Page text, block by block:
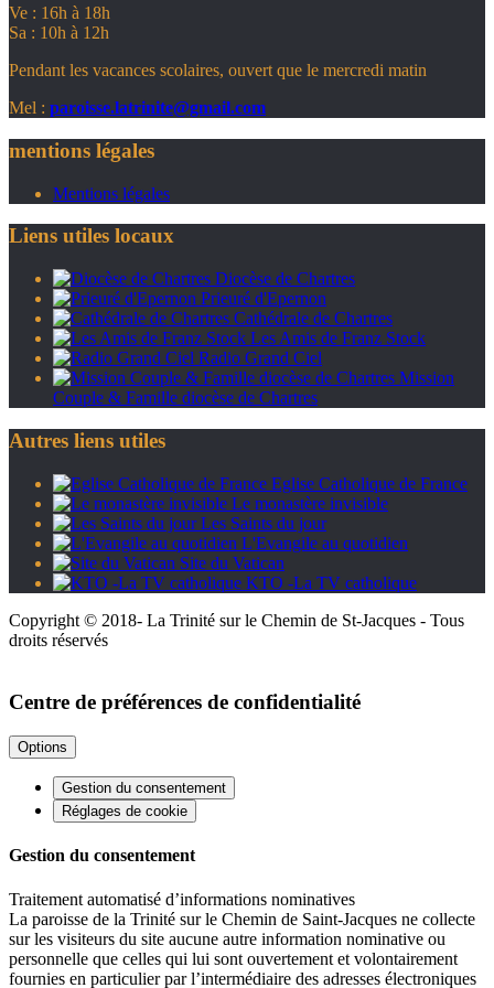
Ve : 16h à 18h
Sa : 10h à 12h
Pendant les vacances scolaires, ouvert que le mercredi matin
Mel : paroisse.latrinite@gmail.com
mentions légales
Mentions légales
Liens utiles locaux
Diocèse de Chartres
Prieuré d'Epernon
Cathédrale de Chartres
Les Amis de Franz Stock
Radio Grand Ciel
Mission
Couple & Famille diocèse de Chartres
Autres liens utiles
Eglise Catholique de France
Le monastère invisible
Les Saints du jour
L'Evangile au quotidien
Site du Vatican
KTO -La TV catholique
Copyright © 2018- La Trinité sur le Chemin de St-Jacques - Tous
droits réservés
Centre de préférences de confidentialité
Options
Gestion du consentement
Réglages de cookie
Gestion du consentement
Traitement automatisé d’informations nominatives
La paroisse de la Trinité sur le Chemin de Saint-Jacques ne collecte
sur les visiteurs du site aucune autre information nominative ou
personnelle que celles qui lui sont ouvertement et volontairement
fournies en particulier par l’intermédiaire des adresses électroniques